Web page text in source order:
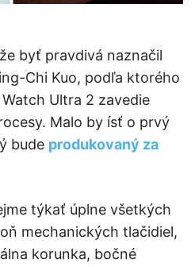
byť pravdivá naznačil
Chi Kuo, podľa ktorého
Ultra 2 zavedie
Malo by ísť o prvý
bude produkovaný za
týkať úplne všetkých
mechanických tlačidiel,
korunka, bočné